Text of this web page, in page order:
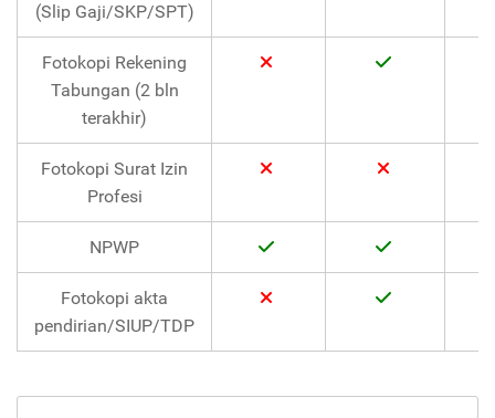
(Slip Gaji/SKP/SPT)
Fotokopi Rekening
Tabungan (2 bln
terakhir)
Fotokopi Surat Izin
Profesi
NPWP
Fotokopi akta
pendirian/SIUP/TDP